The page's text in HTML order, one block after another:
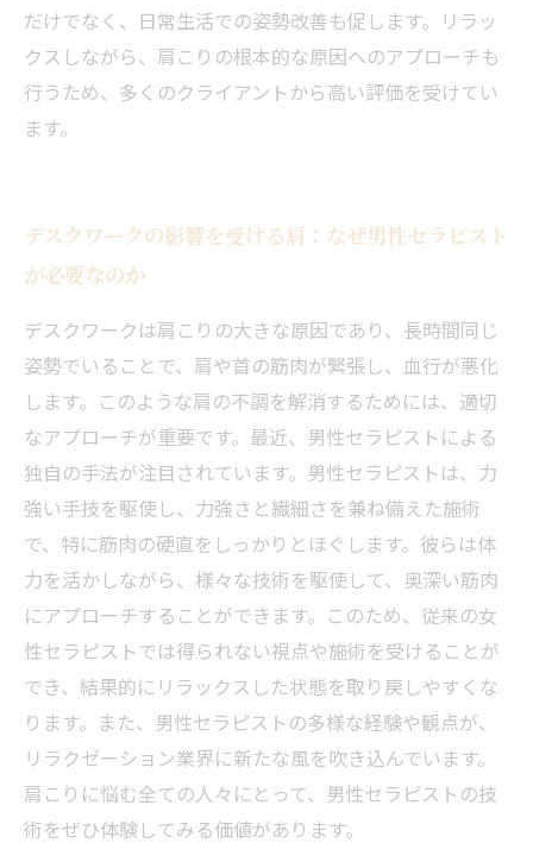
だけでなく、日常生活での姿勢改善も促します。リラッ
クスしながら、肩こりの根本的な原因へのアプローチも
行うため、多くのクライアントから高い評価を受けてい
ます。
デスクワークの影響を受ける肩：なぜ男性セラピスト
が必要なのか
デスクワークは肩こりの大きな原因であり、長時間同じ
姿勢でいることで、肩や首の筋肉が緊張し、血行が悪化
します。このような肩の不調を解消するためには、適切
なアプローチが重要です。最近、男性セラピストによる
独自の手法が注目されています。男性セラピストは、力
強い手技を駆使し、力強さと繊細さを兼ね備えた施術
で、特に筋肉の硬直をしっかりとほぐします。彼らは体
力を活かしながら、様々な技術を駆使して、奥深い筋肉
にアプローチすることができます。このため、従来の女
性セラピストでは得られない視点や施術を受けることが
でき、結果的にリラックスした状態を取り戻しやすくな
ります。また、男性セラピストの多様な経験や観点が、
リラクゼーション業界に新たな風を吹き込んでいます。
肩こりに悩む全ての人々にとって、男性セラピストの技
術をぜひ体験してみる価値があります。